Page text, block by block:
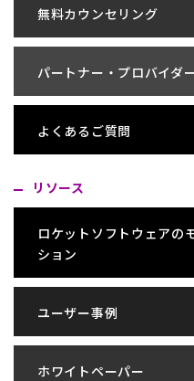
無料カウンセリング
パートナー・プロバイダ
よくあるご質問
リソース
ロケットソフトウェアの
ション
ユーザー事例
ホワイトペーパー